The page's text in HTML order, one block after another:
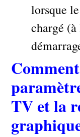
lorsque
chargé (à
TV et la